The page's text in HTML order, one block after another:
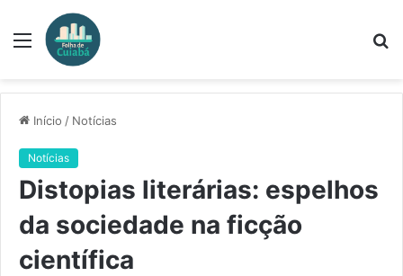
Menu
Início / Notícias
Notícias
Distopias literárias: espelhos
da sociedade na ficção
científica